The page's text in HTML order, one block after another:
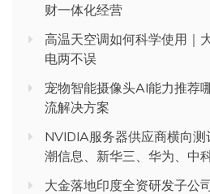
财一体化经营
高温天空调如何科学使用｜
电两不误
宠物智能摄像头AI能力推荐
流解决方案
NVIDIA服务器供应商横向
潮信息、新华三、华为、中
大金落地印度全资研发子公